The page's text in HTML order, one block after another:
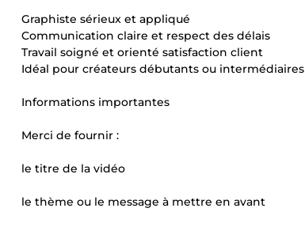
Graphiste sérieux et appliqué
Communication claire et respect des délais
Travail soigné et orienté satisfaction client
Idéal pour créateurs débutants ou intermédiaires
Informations importantes
Merci de fournir :
le titre de la vidéo
le thème ou le message à mettre en avant